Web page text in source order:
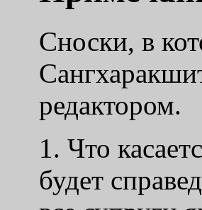
Сноски, в
редактором.
1. Что
будет